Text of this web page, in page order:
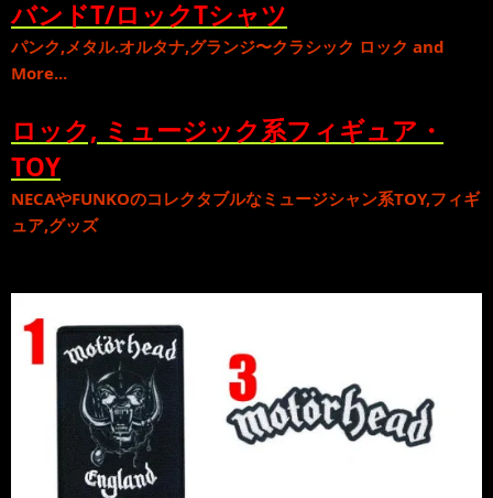
バンドT/ロックTシャツ
パンク,メタル.オルタナ,グランジ〜クラシック ロック and
More...
ロック, ミュージック系フィギュア・
TOY
NECAやFUNKOのコレクタブルなミュージシャン系TOY,フィギ
ュア,グッズ